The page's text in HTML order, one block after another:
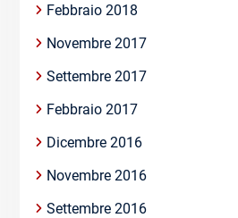
Febbraio 2018
Novembre 2017
Settembre 2017
Febbraio 2017
Dicembre 2016
Novembre 2016
Settembre 2016